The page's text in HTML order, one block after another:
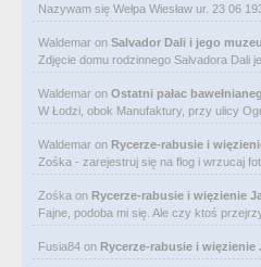
Nazywam się Wełpa Wiesław ur. 23 06
Waldemar on Salvador Dali i jego
Zdjęcie domu rodzinnego Salvadora Dali
Waldemar on Ostatni pałac
W Łodzi, obok Manufaktury, przy ulicy
Waldemar on Rycerze-rabusie i
Zośka - zarejestruj się na flog i wrzucaj
Zośka on Rycerze-rabusie i więzienie
Fajne, podoba mi się. Ale czy ktoś
Fusia84 on Rycerze-rabusie i więzienie